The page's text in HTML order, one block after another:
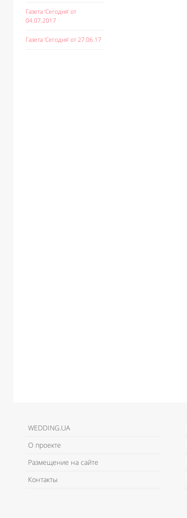
Газета ‘Сегодня’ от
04.07.2017
Газета ‘Сегодня’ от 27.06.17
WEDDING.UA
О проекте
Размещение на сайте
Контакты